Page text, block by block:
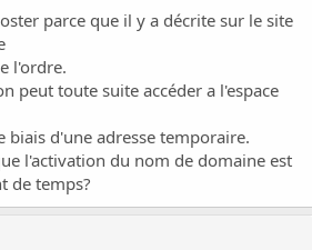
parce que il y a décrite sur le site
l'ordre.
peut toute suite accéder a l'espace
biais d'une adresse temporaire.
l'activation du nom de domaine est
de temps?